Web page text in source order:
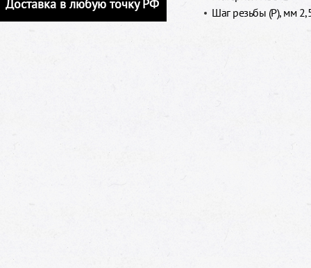
Доставка в любую точку РФ
Шаг резьбы (P), мм